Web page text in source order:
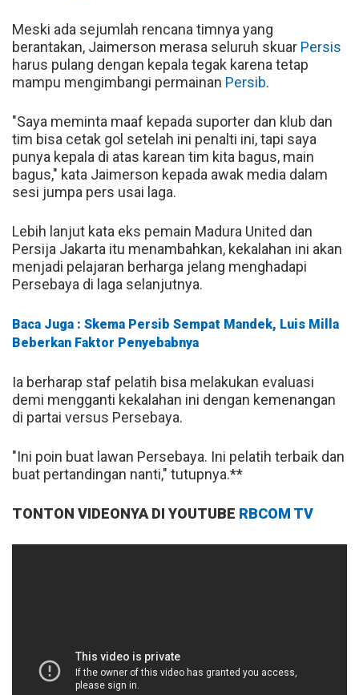
Meski ada sejumlah rencana timnya yang
berantakan, Jaimerson merasa seluruh skuar Persis
harus pulang dengan kepala tegak karena tetap
mampu mengimbangi permainan Persib.
"Saya meminta maaf kepada suporter dan klub dan
tim bisa cetak gol setelah ini penalti ini, tapi saya
punya kepala di atas karean tim kita bagus, main
bagus," kata Jaimerson kepada awak media dalam
sesi jumpa pers usai laga.
Lebih lanjut kata eks pemain Madura United dan
Persija Jakarta itu menambahkan, kekalahan ini akan
menjadi pelajaran berharga jelang menghadapi
Persebaya di laga selanjutnya.
Baca Juga : Skema Persib Sempat Mandek, Luis Milla
Beberkan Faktor Penyebabnya
Ia berharap staf pelatih bisa melakukan evaluasi
demi mengganti kekalahan ini dengan kemenangan
di partai versus Persebaya.
"Ini poin buat lawan Persebaya. Ini pelatih terbaik dan
buat pertandingan nanti," tutupnya.**
TONTON VIDEONYA DI YOUTUBE RBCOM TV